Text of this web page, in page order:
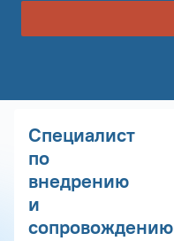
Специалист
по
внедрению
и
сопровождению